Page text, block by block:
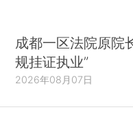
成都一区法院原院
规挂证执业”
2026年08月07日